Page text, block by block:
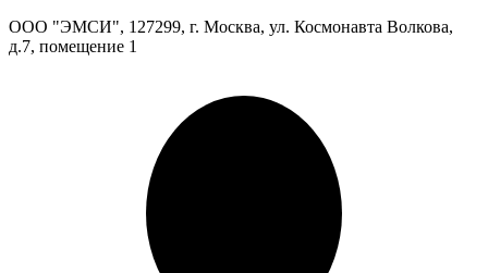
ООО "ЭМСИ", 127299, г. Москва, ул. Космонавта Волкова,
д.7, помещение 1